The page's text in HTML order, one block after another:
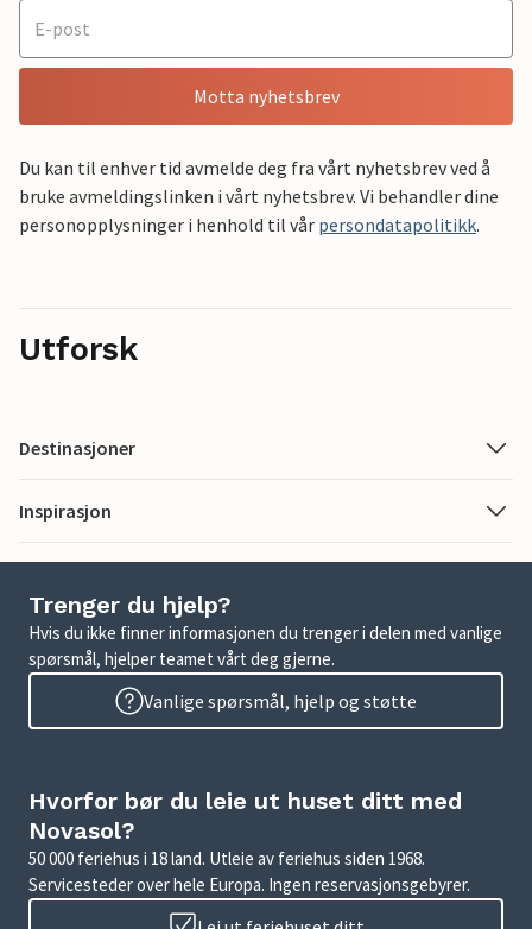
Motta nyhetsbrev
Du kan til enhver tid avmelde deg fra vårt nyhetsbrev ved å
bruke avmeldingslinken i vårt nyhetsbrev. Vi behandler dine
personopplysninger i henhold til vår persondatapolitikk.
Utforsk
Destinasjoner
Inspirasjon
Trenger du hjelp?
Hvis du ikke finner informasjonen du trenger i delen med vanlige
spørsmål, hjelper teamet vårt deg gjerne.
Vanlige spørsmål, hjelp og støtte
Hvorfor bør du leie ut huset ditt med
Novasol?
50 000 feriehus i 18 land. Utleie av feriehus siden 1968.
Servicesteder over hele Europa. Ingen reservasjonsgebyrer.